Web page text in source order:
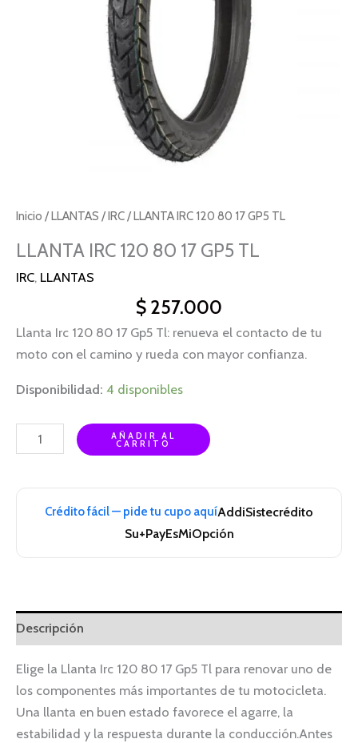
Inicio /LLANTAS /IRC/ LLANTA IRC 120 80 17 GP5 TL
LLANTA IRC 120 80 17 GP5 TL
IRC, LLANTAS
$ 257.000
Llanta Irc 120 80 17 Gp5 Tl: renueva el contacto de tu
moto con el camino y rueda con mayor confianza.
Disponibilidad: 4 disponibles
AÑADIR AL
CARRITO
Crédito fácil — pide tu cupo aquíAddiSistecrédito
Su+PayEsMiOpción
Descripción
Elige la Llanta Irc 120 80 17 Gp5 Tl para renovar uno de
los componentes más importantes de tu motocicleta.
Una llanta en buen estado favorece el agarre, la
estabilidad y la respuesta durante la conducción.Antes